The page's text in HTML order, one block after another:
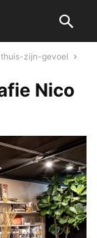
thuis-zijn-gevoel
Nico